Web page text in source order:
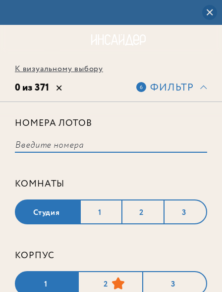
К визуальному выбору
0 из 371 6 ФИЛЬТР
НОМЕРА ЛОТОВ
КОМНАТЫ
Студия 1 2 3
КОРПУС
1 2 3
соответствует ни одного лота